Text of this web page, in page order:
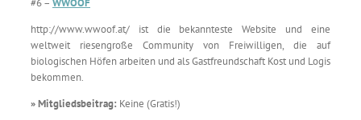
#6 – WWOOF
http://www.wwoof.at/ ist die bekannteste Website und eine
weltweit riesengroße Community von Freiwilligen, die auf
biologischen Höfen arbeiten und als Gastfreundschaft Kost und Logis
bekommen.
» Mitgliedsbeitrag: Keine (Gratis!)